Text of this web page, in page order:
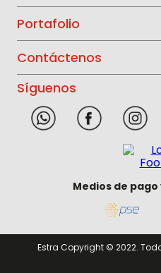
Portafolio
Contáctenos
Síguenos
Medios de
Estra Copyright © 2022.